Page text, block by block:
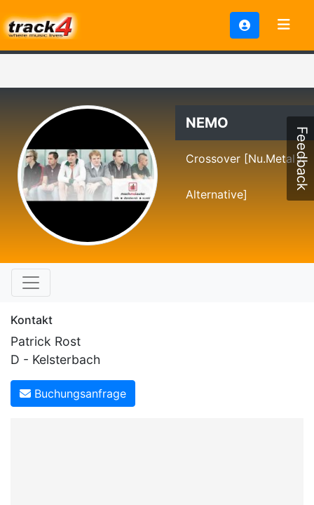
NEMO
Crossover [Nu.Metal /
Alternative]
Kontakt
Patrick Rost
D - Kelsterbach
Buchungsanfrage
Feedback